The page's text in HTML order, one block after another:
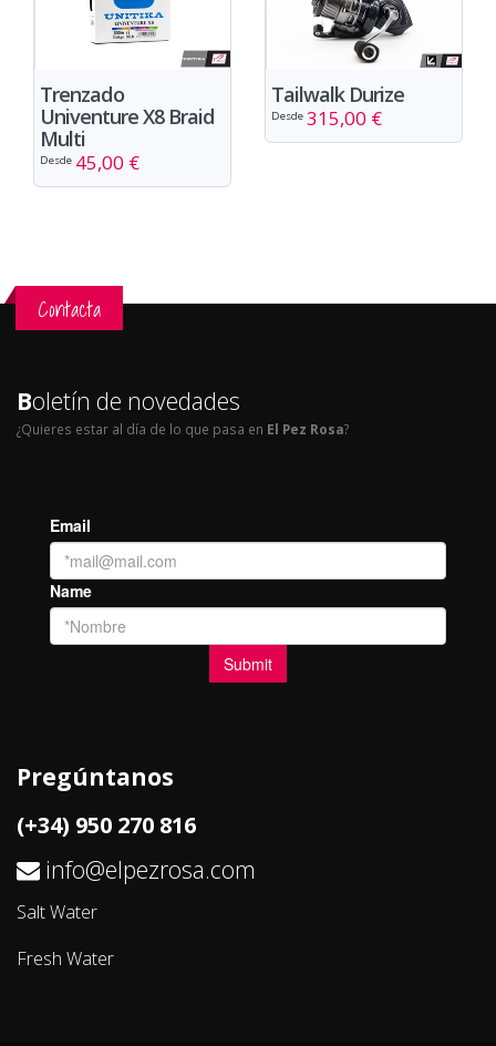
Trenzado
Univenture X8 Braid
Multi
Desde 45,00 €
Tailwalk Durize
Desde 315,00 €
Contacta
Boletín de novedades
¿Quieres estar al día de lo que pasa en El Pez Rosa?
Pregúntanos
(+34) 950 270 816
info@elpezrosa.com
Salt Water
Fresh Water